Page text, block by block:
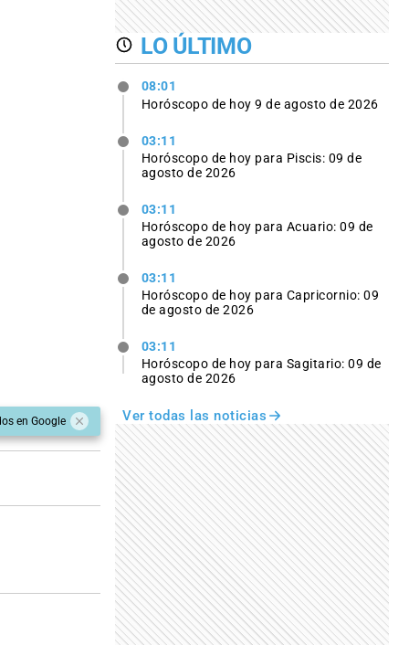
en Google
LO ÚLTIMO
08:01
Horóscopo de hoy 9 de agosto de 2026
03:11
Horóscopo de hoy para Piscis: 09 de
agosto de 2026
03:11
Horóscopo de hoy para Acuario: 09 de
agosto de 2026
03:11
Horóscopo de hoy para Capricornio: 09
de agosto de 2026
03:11
Horóscopo de hoy para Sagitario: 09 de
agosto de 2026
Ver todas las noticias